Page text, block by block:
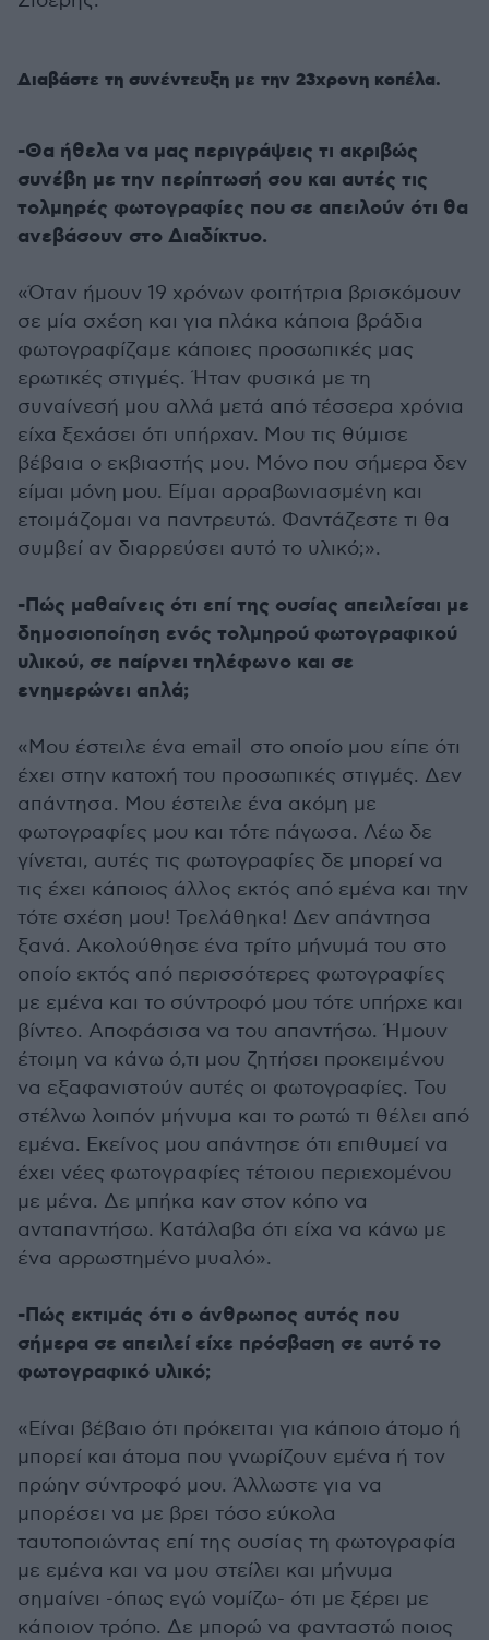
Διαβάστε τη συνέντευξη με την 23χρονη κοπέλα.
-Θα ήθελα να μας περιγράψεις τι ακριβώς
συνέβη με την περίπτωσή σου και αυτές τις
τολμηρές φωτογραφίες που σε απειλούν ότι θα
ανεβάσουν στο Διαδίκτυο.
«Όταν ήμουν 19 χρόνων φοιτήτρια βρισκόμουν
σε μία σχέση και για πλάκα κάποια βράδια
φωτογραφίζαμε κάποιες προσωπικές μας
ερωτικές στιγμές. Ήταν φυσικά με τη
συναίνεσή μου αλλά μετά από τέσσερα χρόνια
είχα ξεχάσει ότι υπήρχαν. Μου τις θύμισε
βέβαια ο εκβιαστής μου. Μόνο που σήμερα δεν
είμαι μόνη μου. Είμαι αρραβωνιασμένη και
ετοιμάζομαι να παντρευτώ. Φαντάζεστε τι θα
συμβεί αν διαρρεύσει αυτό το υλικό;».
-Πώς μαθαίνεις ότι επί της ουσίας απειλείσαι με
δημοσιοποίηση ενός τολμηρού φωτογραφικού
υλικού, σε παίρνει τηλέφωνο και σε
ενημερώνει απλά;
«Μου έστειλε ένα email στο οποίο μου είπε ότι
έχει στην κατοχή του προσωπικές στιγμές. Δεν
απάντησα. Μου έστειλε ένα ακόμη με
φωτογραφίες μου και τότε πάγωσα. Λέω δε
γίνεται, αυτές τις φωτογραφίες δε μπορεί να
τις έχει κάποιος άλλος εκτός από εμένα και την
τότε σχέση μου! Τρελάθηκα! Δεν απάντησα
ξανά. Ακολούθησε ένα τρίτο μήνυμά του στο
οποίο εκτός από περισσότερες φωτογραφίες
με εμένα και το σύντροφό μου τότε υπήρχε και
βίντεο. Αποφάσισα να του απαντήσω. Ήμουν
έτοιμη να κάνω ό,τι μου ζητήσει προκειμένου
να εξαφανιστούν αυτές οι φωτογραφίες. Του
στέλνω λοιπόν μήνυμα και το ρωτώ τι θέλει από
εμένα. Εκείνος μου απάντησε ότι επιθυμεί να
έχει νέες φωτογραφίες τέτοιου περιεχομένου
με μένα. Δε μπήκα καν στον κόπο να
ανταπαντήσω. Κατάλαβα ότι είχα να κάνω με
ένα αρρωστημένο μυαλό».
-Πώς εκτιμάς ότι ο άνθρωπος αυτός που
σήμερα σε απειλεί είχε πρόσβαση σε αυτό το
φωτογραφικό υλικό;
«Είναι βέβαιο ότι πρόκειται για κάποιο άτομο ή
μπορεί και άτομα που γνωρίζουν εμένα ή τον
πρώην σύντροφό μου. Άλλωστε για να
μπορέσει να με βρει τόσο εύκολα
ταυτοποιώντας επί της ουσίας τη φωτογραφία
με εμένα και να μου στείλει και μήνυμα
σημαίνει -όπως εγώ νομίζω- ότι με ξέρει με
κάποιον τρόπο. Δε μπορώ να φανταστώ ποιος